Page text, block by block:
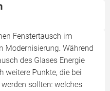
Fenstertausch im
Modernisierung. Während
des Glases Energie
weitere Punkte, die bei
sollten: welches